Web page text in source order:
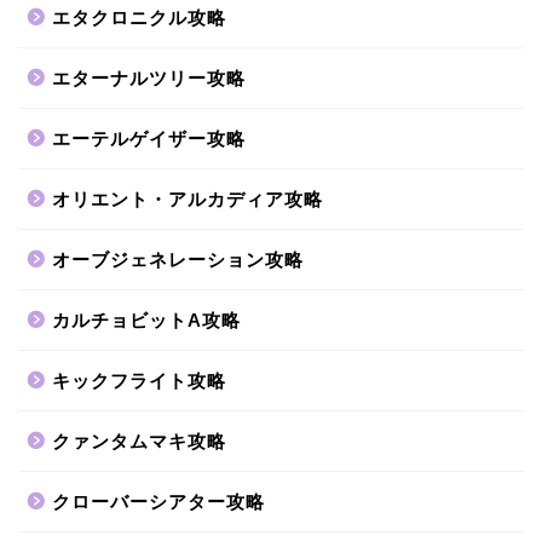
エタクロニクル攻略
エターナルツリー攻略
エーテルゲイザー攻略
オリエント・アルカディア攻略
オーブジェネレーション攻略
カルチョビットA攻略
キックフライト攻略
クァンタムマキ攻略
クローバーシアター攻略